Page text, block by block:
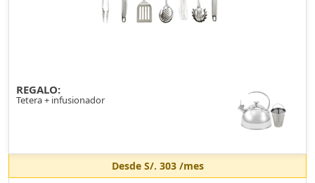
REGALO:
Tetera + infusionador
Desde S/. 303/mes